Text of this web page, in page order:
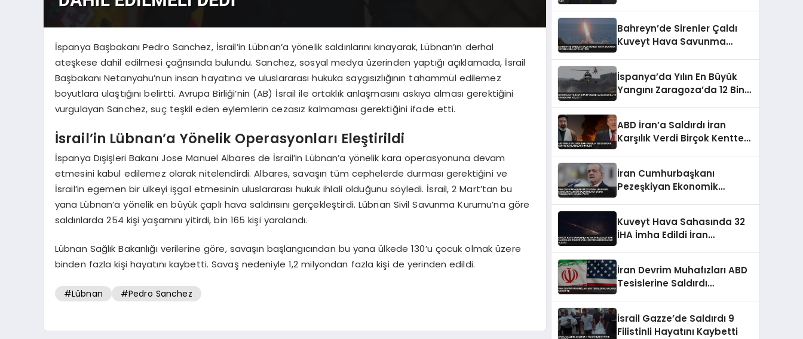
İspanya Başbakanı Pedro Sanchez, İsrail’in Lübnan’a yönelik saldırılarını kınayarak, Lübnan’ın derhal
ateşkese dahil edilmesi çağrısında bulundu. Sanchez, sosyal medya üzerinden yaptığı açıklamada, İsrail
Başbakanı Netanyahu’nun insan hayatına ve uluslararası hukuka saygısızlığının tahammül edilemez
boyutlara ulaştığını belirtti. Avrupa Birliği’nin (AB) İsrail ile ortaklık anlaşmasını askıya alması gerektiğini
vurgulayan Sanchez, suç teşkil eden eylemlerin cezasız kalmaması gerektiğini ifade etti.
İsrail’in Lübnan’a Yönelik Operasyonları Eleştirildi
İspanya Dışişleri Bakanı Jose Manuel Albares de İsrail’in Lübnan’a yönelik kara operasyonuna devam
etmesini kabul edilemez olarak nitelendirdi. Albares, savaşın tüm cephelerde durması gerektiğini ve
İsrail’in egemen bir ülkeyi işgal etmesinin uluslararası hukuk ihlali olduğunu söyledi. İsrail, 2 Mart’tan bu
yana Lübnan’a yönelik en büyük çaplı hava saldırısını gerçekleştirdi. Lübnan Sivil Savunma Kurumu’na göre
saldırılarda 254 kişi yaşamını yitirdi, bin 165 kişi yaralandı.
Lübnan Sağlık Bakanlığı verilerine göre, savaşın başlangıcından bu yana ülkede 130’u çocuk olmak üzere
binden fazla kişi hayatını kaybetti. Savaş nedeniyle 1,2 milyondan fazla kişi de yerinden edildi.
#Lübnan #Pedro Sanchez
Bahreyn’de Sirenler Çaldı
Kuveyt Hava Savunma
İspanya’da Yılın En Büyük
Yangını Zaragoza’da 12 Bin
ABD İran’a Saldırdı İran
Karşılık Verdi Birçok Kentte
İran Cumhurbaşkanı
Pezeşkiyan Ekonomik
Verebileceği Uyarısı Yaptı
Kuveyt Hava Sahasında 32
İHA İmha Edildi İran
İran Devrim Muhafızları ABD
Tesislerine Saldırdı
İsrail Gazze’de Saldırdı 9
Filistinli Hayatını Kaybetti